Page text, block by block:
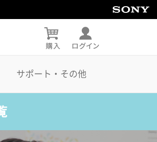
サポート・その他